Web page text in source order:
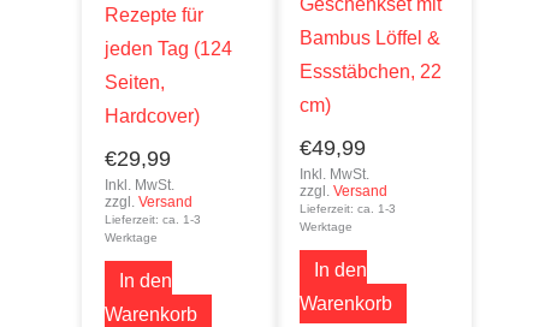
Rezepte für
jeden Tag (124
Seiten,
Hardcover)
€29,99
Inkl. MwSt.
zzgl.Versand
Lieferzeit: ca. 1-3
Werktage
In den
Warenkorb
Bambus Löffel &
Essstäbchen, 22
cm)
€49,99
Inkl. MwSt.
zzgl.Versand
Lieferzeit: ca. 1-3
Werktage
In den
Warenkorb